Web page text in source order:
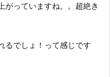
がっていますね。。超絶き
るでしょ！って感じです